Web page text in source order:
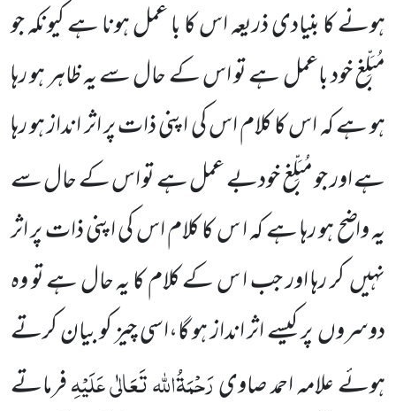
ہونے کا بنیادی ذریعہ اس کا با عمل ہونا ہے کیونکہ جو
مُبَلِّغ خود باعمل ہے تو اس کے حال سے یہ ظاہر ہو رہا
ہو ہے کہ اس کا کلام اس کی اپنی ذات پر اثر انداز ہو رہا
ہے اور جو مُبَلِّغخودبے عمل ہے تو اس کے حال سے
یہ واضح ہو رہا ہے کہ ا س کا کلام اس کی اپنی ذات پر اثر
نہیں کر رہا اور جب ا س کے کلام کا یہ حال ہے تو وہ
دوسروں پر کیسے اثر انداز ہو گا،اسی چیز کو بیان کرتے
ہوئے علامہ احمد صاویرَحْمَۃُاللہ تَعَالٰی عَلَیْہِفرماتے